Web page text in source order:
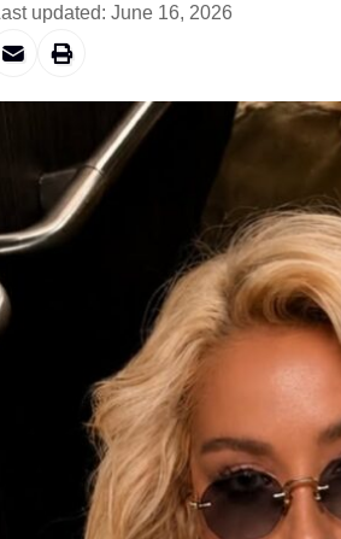
updated: June 16, 2026